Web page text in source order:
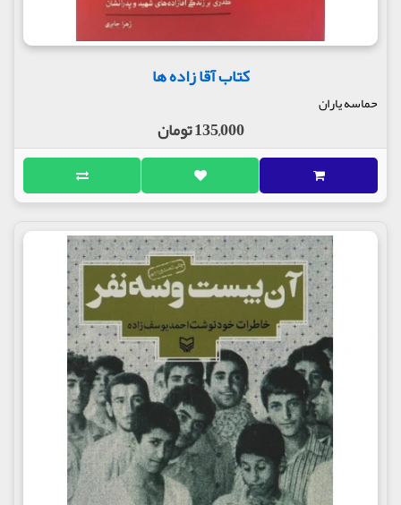
کتاب آقا زاده ها
حماسه یاران
135,000 تومان